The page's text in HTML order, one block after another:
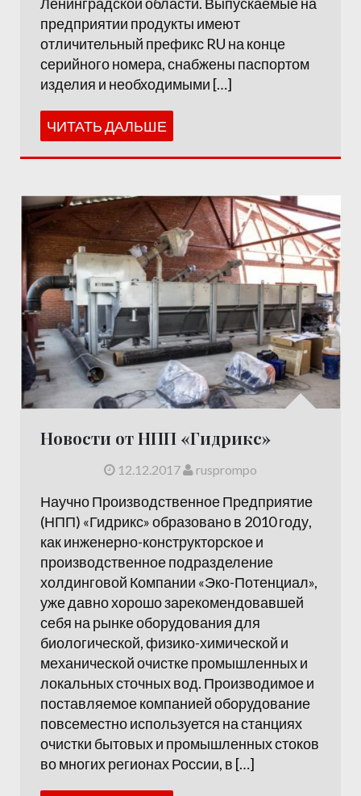
предприятии продукты имеют
отличительный префикс RU на конце
серийного номера, снабжены паспортом
изделия и необходимыми […]
ЧИТАТЬ ДАЛЬШЕ
Новости от НПП «Гидрикс»
12.12.2017 rusprompo
Научно Производственное Предприятие
(НПП) «Гидрикс» образовано в 2010 году,
как инженерно-конструкторское и
производственное подразделение
холдинговой Компании «Эко-Потенциал»,
уже давно хорошо зарекомендовавшей
себя на рынке оборудования для
биологической, физико-химической и
механической очистке промышленных и
локальных сточных вод. Производимое и
поставляемое компанией оборудование
повсеместно используется на станциях
очистки бытовых и промышленных стоков
во многих регионах России, в […]